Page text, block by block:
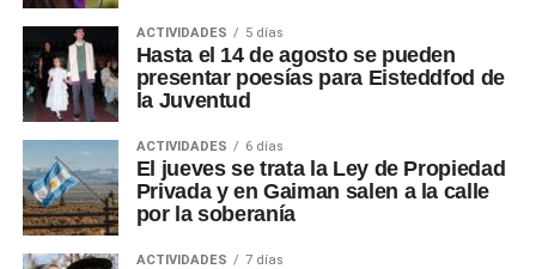
ACTIVIDADES 5 días
Hasta el 14 de agosto se pueden
presentar poesías para Eisteddfod de
la Juventud
ACTIVIDADES 6 días
El jueves se trata la Ley de Propiedad
Privada y en Gaiman salen a la calle
por la soberanía
ACTIVIDADES 7 días